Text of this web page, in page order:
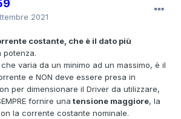
2021
costante, che è il dato più
potenza.
varia da un minimo ad un massimo, è il
e NON deve essere presa in
per dimensionare il Driver da utilizzare,
fornire una tensione maggiore, la
la corrente costante nominale.